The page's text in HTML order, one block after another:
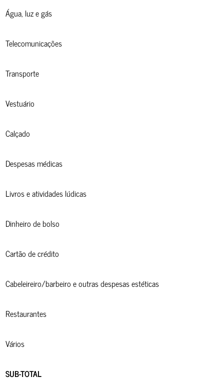
Água, luz e gás
Telecomunicações
Transporte
Vestuário
Calçado
Despesas médicas
Livros e atividades lúdicas
Dinheiro de bolso
Cartão de crédito
Cabeleireiro/barbeiro e outras despesas estéticas
Restaurantes
Vários
SUB-TOTAL